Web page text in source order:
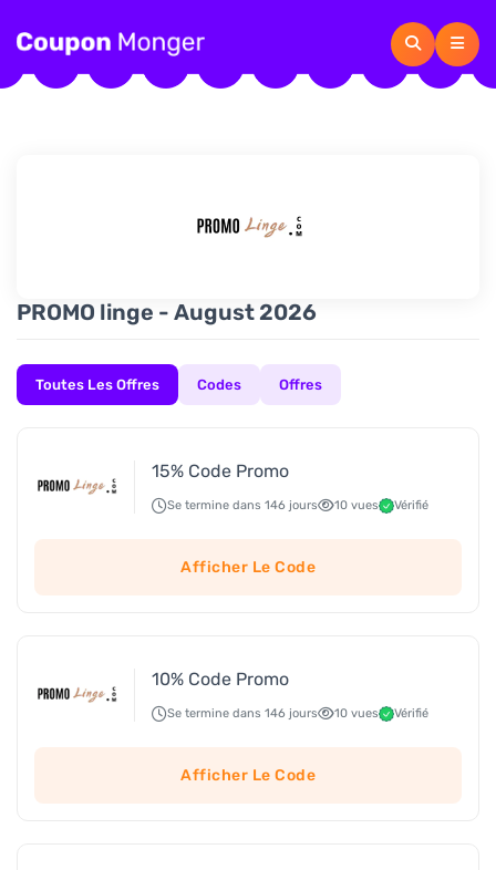
PROMO linge - August 2026
Toutes Les Offres Codes Offres
15% Code Promo
Se termine dans 146 jours 10 vues Vérifié
Afficher Le Code
10% Code Promo
Se termine dans 146 jours 10 vues Vérifié
Afficher Le Code